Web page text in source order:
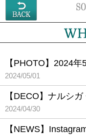
【PHOTO】2024
2024/05/01
【DECO】ナルシ
2024/04/30
【NEWS】